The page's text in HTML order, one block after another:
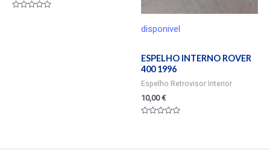
disponivel
ESPELHO INTERNO ROVER
400 1996
Espelho Retrovisor Interior
10,00€
5